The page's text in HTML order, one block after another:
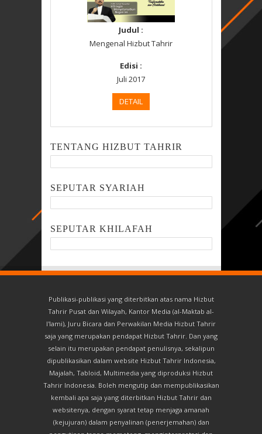
Judul :
Mengenal Hizbut Tahrir
Edisi :
Juli 2017
DETAIL
TENTANG HIZBUT TAHRIR
SEPUTAR SYARIAH
SEPUTAR KHILAFAH
Publikasi-publikasi yang diterbitkan atas nama Hizbut
Tahrir Pusat dan Wilayah, Kantor Media (al-Maktab al-
I'lami), Juru Bicara dan Perwakilan Media Hizbut Tahrir
saja yang merupakan pendapat Hizbut Tahrir. Dan yang
selain itu merupakan pendapat penulisnya, sekalipun
dipublikasikan dalam website Hizbut Tahrir Indonesia,
Majalah, Tabloid, Multimedia yang diproduksi Hizbut
Tahrir Indonesia. Boleh mengutip dan mempublikasikan
kembali apa saja yang diterbitkan Hizbut Tahrir dan
websitenya, dengan syarat tetap menjaga amanah
(kejujuran) dalam penyalinan (penerjemahan) dan